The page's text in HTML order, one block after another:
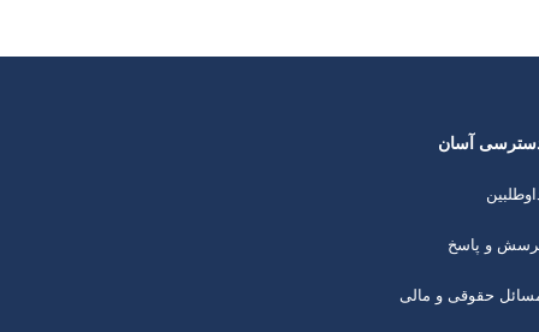
آسان
و پاسخ
حقوقی و مالی